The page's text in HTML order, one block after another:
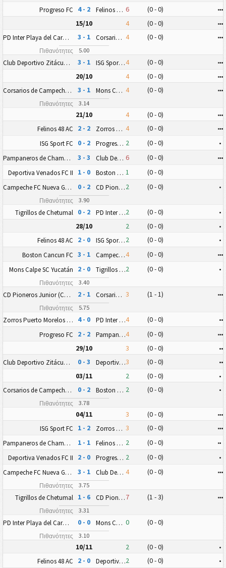
Progreso FC 4 - 2 Felinos 48 AC 6 (0 - 0) •••
15/10
4 (0 - 0) •••
PD Inter Playa del Carmen AC II
Πιθανότητες
3 - 1
5.00
Corsarios de Campeche FC 4 (0 - 0) •••
Club Deportivo Zitácuaro II 3 - 1 ISG Sport FC4 (0 - 0) •••
20/10
4 (0 - 0) •••
Corsarios de Campeche FC
Πιθανότητες
3 - 1
3.14
Mons Calpe SC Yucatán 4 (0 - 0) •••
21/10 4 (0 - 0) •••
Felinos 48 AC 2 - 2 Zorros Puerto Morelos FC 4 (0 - 0) •••
ISG Sport FC 0 - 2 Progreso FC 2 (0 - 0) •
Pampaneros de Champotón FC 3 - 3 Club Deportivo Zitácuaro II 6 (0 - 0) •••
Deportiva Venados FC II 1 - 0 Boston Cancun FC 1 (0 - 0)
Campeche FC Nueva Generación
Πιθανότητες
0 - 2
3.90
CD Pioneros Junior (CD Pioneros de Cancún II)2 (0 - 0) •
Tigrillos de Chetumal 0 - 2 PD Inter Playa del Carmen AC II2 (0 - 0)
•
28/10
2 (0 - 0) •
Felinos 48 AC 2 - 0 ISG Sport FC2 (0 - 0) •
Boston Cancun FC 3 - 1 Campeche FC Nueva Generación4 (0 - 0) •••
Mons Calpe SC Yucatán
Πιθανότητες
2 - 0
3.40
Tigrillos de Chetumal2 (0 - 0) •
CD Pioneros Junior (CD Pioneros de Cancún II)
Πιθανότητες
2 - 1
5.75
Corsarios de Campeche FC 3 (1 - 1) •••
Zorros Puerto Morelos FC 4 - 0 PD Inter Playa del Carmen AC II4 (0 - 0) ••
Progreso FC 2 - 2 Pampaneros de Champotón FC4 (0 - 0) •••
29/10
3 (0 - 0) ••
Club Deportivo Zitácuaro II 0 - 3 Deportiva Venados FC II3 (0 - 0) ••
03/11
2 (0 - 0) •
Corsarios de Campeche FC
Πιθανότητες
0 - 2
3.78
Boston Cancun FC 2 (0 - 0) •
04/11 3 (0 - 0) •••
ISG Sport FC 1 - 2 Zorros Puerto Morelos FC 3 (0 - 0) •••
Pampaneros de Champotón FC 1 - 1 Felinos 48 AC 2 (0 - 0) ••
Deportiva Venados FC II 2 - 0 Progreso FC 2 (0 - 0) •
Campeche FC Nueva Generación
Πιθανότητες
3 - 1
3.75
Club Deportivo Zitácuaro II 4 (0 - 0) •••
Tigrillos de Chetumal
Πιθανότητες
1 - 6
3.31
CD Pioneros Junior (CD Pioneros de Cancún II)7 (1 - 3) •••
PD Inter Playa del Carmen AC II
Πιθανότητες
0 - 0
3.10
Mons Calpe SC Yucatán 0 (0 - 0)
10/11 2 (0 - 0) •
Felinos 48 AC 2 - 0 Deportiva Venados FC II2 (0 - 0) •